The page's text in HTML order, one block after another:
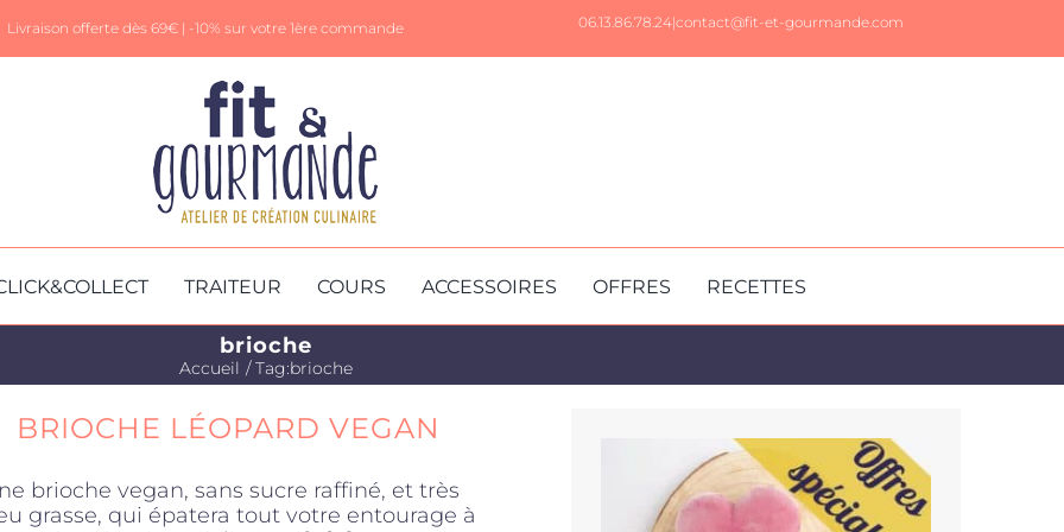
Livraison offerte dès 69€ | -10% sur votre 1ère commande 06.13.86.78.24|contact@fit-et-gourmande.com
TRAITEUR COURS ACCESSOIRES OFFRES RECETTES
brioche
Accueil Tag:brioche
BRIOCHE LÉOPARD VEGAN
brioche vegan, sans sucre raffiné, et très
grasse, qui épatera tout votre entourage à